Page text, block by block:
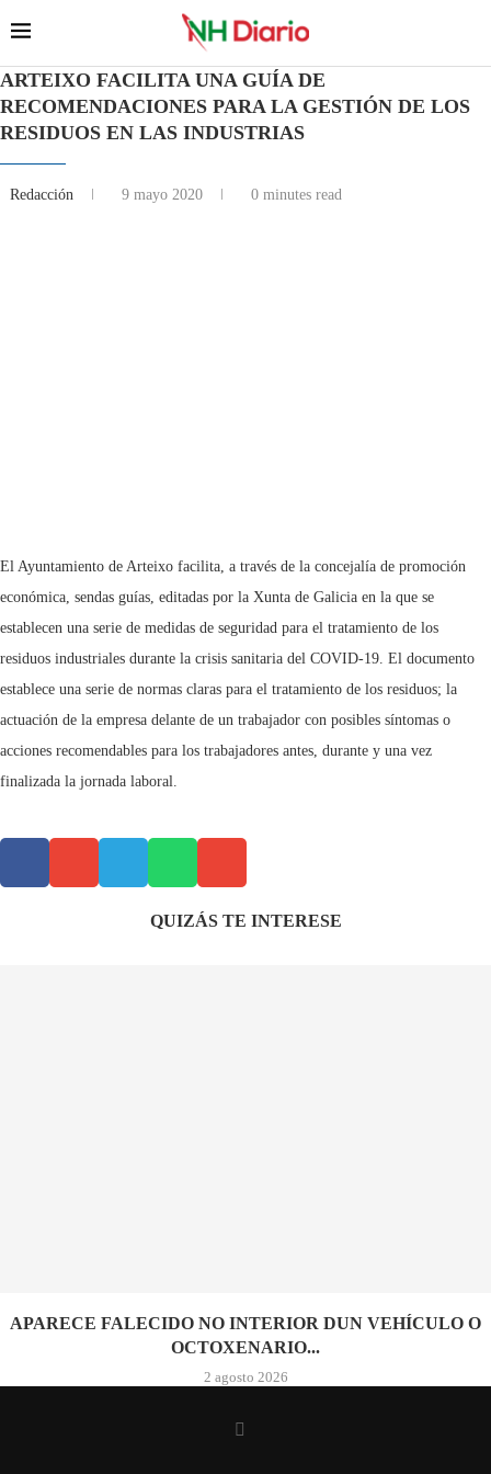
ARTEIXO FACILITA UNA GUÍA DE
RECOMENDACIONES PARA LA GESTIÓN DE LOS
RESIDUOS EN LAS INDUSTRIAS
Redacción 9 mayo 2020 0 minutes read
El Ayuntamiento de Arteixo facilita, a través de la concejalía de promoción
económica, sendas guías, editadas por la Xunta de Galicia en la que se
establecen una serie de medidas de seguridad para el tratamiento de los
residuos industriales durante la crisis sanitaria del COVID-19. El documento
establece una serie de normas claras para el tratamiento de los residuos; la
actuación de la empresa delante de un trabajador con posibles síntomas o
acciones recomendables para los trabajadores antes, durante y una vez
finalizada la jornada laboral.
QUIZÁS TE INTERESE
APARECE FALECIDO NO INTERIOR DUN VEHÍCULO O
OCTOXENARIO...
2 agosto 2026